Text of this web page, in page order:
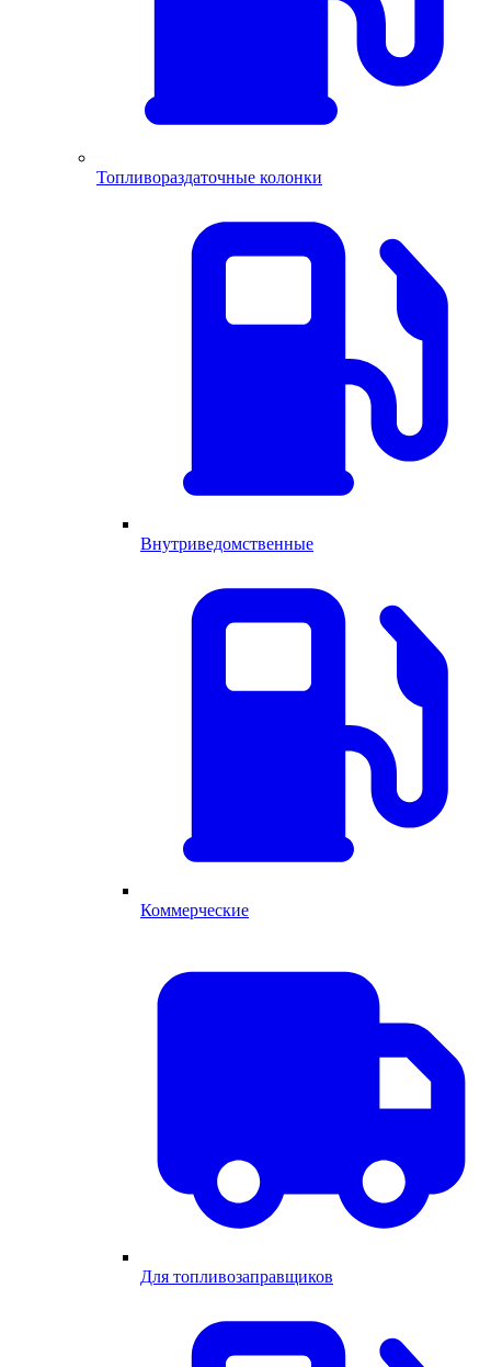
Топливораздаточные колонки
Внутриведомственные
Коммерческие
Для топливозаправщиков